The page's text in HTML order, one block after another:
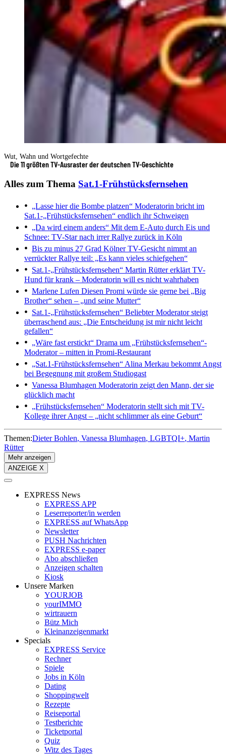
Wut, Wahn und Wortgefechte
Die 11 größten TV-Ausraster der deutschen TV-Geschichte
Alles zum Thema Sat.1-Frühstücksfernsehen
„Lasse hier die Bombe platzen“ Moderatorin bricht im
Sat.1-„Frühstücksfernsehen“ endlich ihr Schweigen
„Da wird einem anders“ Mit dem E-Auto durch Eis und
Schnee: TV-Star nach irrer Rallye zurück in Köln
Bis zu minus 27 Grad Kölner TV-Gesicht nimmt an
verrückter Rallye teil: „Es kann vieles schiefgehen“
Sat.1-„Frühstücksfernsehen“ Martin Rütter erklärt TV-
Hund für krank – Moderatorin will es nicht wahrhaben
Marlene Lufen Diesen Promi würde sie gerne bei „Big
Brother“ sehen – „und seine Mutter“
Sat.1-„Frühstücksfernsehen“ Beliebter Moderator steigt
überraschend aus: „Die Entscheidung ist mir nicht leicht
gefallen“
„Wäre fast erstickt“ Drama um „Frühstücksfernsehen“-
Moderator – mitten in Promi-Restaurant
„Sat.1-Frühstücksfernsehen“ Alina Merkau bekommt Angst
bei Begegnung mit großem Studiogast
Vanessa Blumhagen Moderatorin zeigt den Mann, der sie
glücklich macht
„Frühstücksfernsehen“ Moderatorin stellt sich mit TV-
Kollege ihrer Angst – „nicht schlimmer als eine Geburt“
Themen:Dieter Bohlen Vanessa Blumhagen LGBTQI+ Martin
Rütter
Mehr anzeigen
ANZEIGE X
EXPRESS News
EXPRESS APP
Leserreporter/in werden
EXPRESS auf WhatsApp
Newsletter
PUSH Nachrichten
EXPRESS e-paper
Abo abschließen
Anzeigen schalten
Kiosk
Unsere Marken
YOURJOB
yourIMMO
wirtrauern
Bütz Mich
Kleinanzeigenmarkt
Specials
EXPRESS Service
Rechner
Spiele
Jobs in Köln
Dating
Shoppingwelt
Rezepte
Reiseportal
Testberichte
Ticketportal
Quiz
Witz des Tages